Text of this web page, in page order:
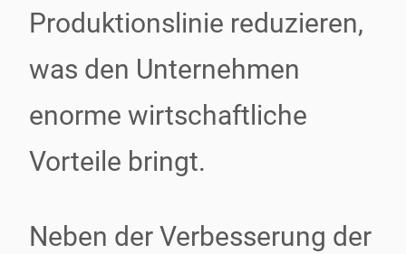
Produktionslinie reduzieren,
was den Unternehmen
enorme wirtschaftliche
Vorteile bringt.
Neben der Verbesserung der